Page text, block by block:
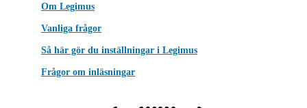
Om Legimus
Vanliga frågor
Så här gör du inställningar i Legimus
Frågor om inläsningar